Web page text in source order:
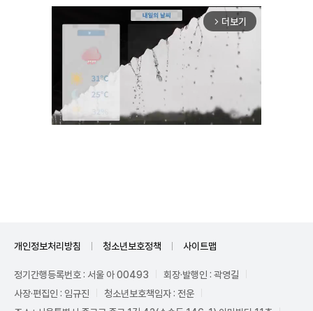
arrow_forward_ios 더보기
개인정보처리방침 청소년보호정책 사이트맵
정기간행등록번호 : 서울 아 00493
회장·발행인 : 곽영길
사장·편집인 : 임규진
청소년보호책임자 : 전운